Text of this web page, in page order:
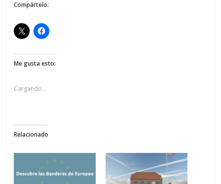
Compártelo:
Me gusta esto:
Cargando...
Relacionado